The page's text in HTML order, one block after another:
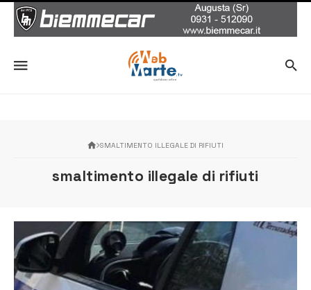
SMALTIMENTO ILLEGALE DI RIFIUTI
smaltimento illegale di rifiuti